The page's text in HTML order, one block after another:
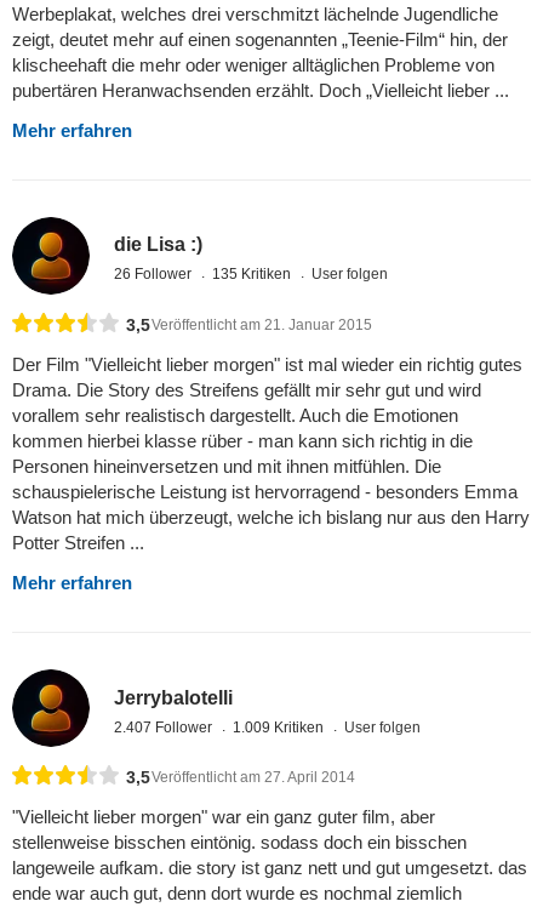
Werbeplakat, welches drei verschmitzt lächelnde Jugendliche
zeigt, deutet mehr auf einen sogenannten „Teenie-Film“ hin, der
klischeehaft die mehr oder weniger alltäglichen Probleme von
pubertären Heranwachsenden erzählt. Doch „Vielleicht lieber ...
Mehr erfahren
die Lisa :)
26 Follower 135 Kritiken User folgen
3,5Veröffentlicht am 21. Januar 2015
Der Film "Vielleicht lieber morgen" ist mal wieder ein richtig gutes
Drama. Die Story des Streifens gefällt mir sehr gut und wird
vorallem sehr realistisch dargestellt. Auch die Emotionen
kommen hierbei klasse rüber - man kann sich richtig in die
Personen hineinversetzen und mit ihnen mitfühlen. Die
schauspielerische Leistung ist hervorragend - besonders Emma
Watson hat mich überzeugt, welche ich bislang nur aus den Harry
Potter Streifen ...
Mehr erfahren
Jerrybalotelli
2.407 Follower 1.009 Kritiken User folgen
3,5Veröffentlicht am 27. April 2014
"Vielleicht lieber morgen" war ein ganz guter film, aber
stellenweise bisschen eintönig. sodass doch ein bisschen
langeweile aufkam. die story ist ganz nett und gut umgesetzt. das
ende war auch gut, denn dort wurde es nochmal ziemlich